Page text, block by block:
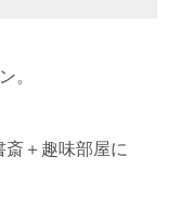
。
＋趣味部屋に